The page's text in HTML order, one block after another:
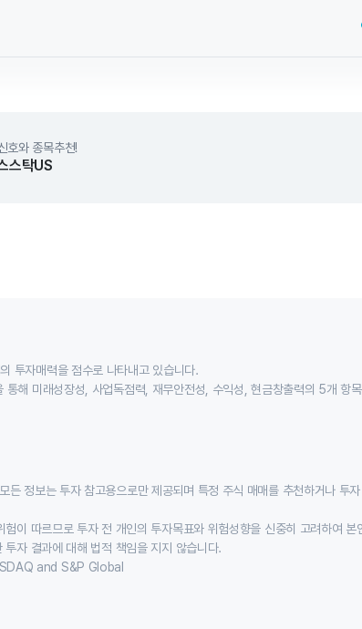
호와 종목추천!
스탁US
투자매력을 점수로 나타내고 있습니다.
통해 미래성장성, 사업독점력, 재무안전성, 수익성, 현금창출력의 5개 항
든 정보는 투자 참고용으로만 제공되며 특정 주식 매매를 추천하거나 투
험이 따르므로 투자 전 개인의 투자목표와 위험성향을 신중히 고려하여 본
투자 결과에 대해 법적 책임을 지지 않습니다.
and S&P Global